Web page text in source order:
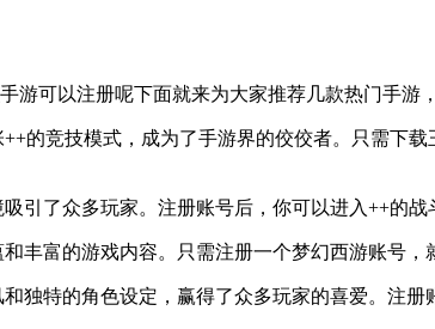
可以注册呢下面就来为大家推荐几款热门手游
的竞技模式，成为了手游界的佼佼者。只需下
引了众多玩家。注册账号后，你可以进入++的战
丰富的游戏内容。只需注册一个梦幻西游账号
独特的角色设定，赢得了众多玩家的喜爱。注